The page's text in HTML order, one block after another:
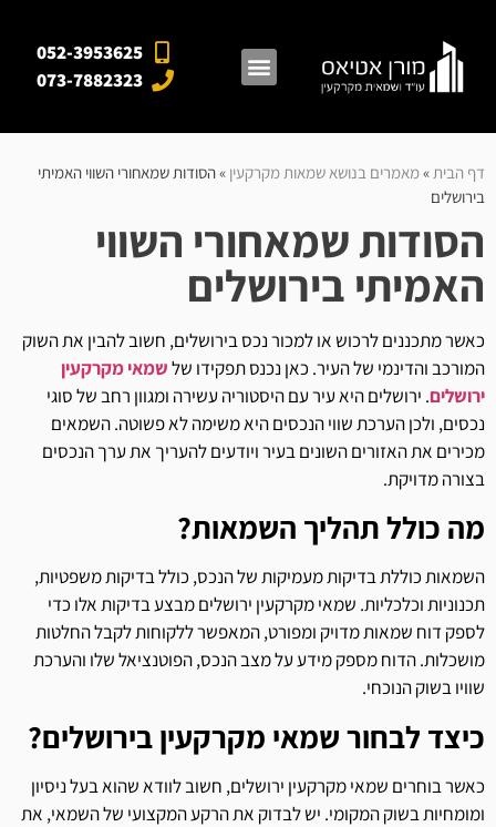
052-3953625
073-7882323
דף הבית»מאמרים בנושא שמאות מקרקעין »הסודות שמאחורי השווי האמיתי
בירושלים
הסודות שמאחורי השווי
האמיתי בירושלים
כאשר מתכננים לרכוש או למכור נכס בירושלים, חשוב להבין את השוק
המורכב והדינמי של העיר. כאן נכנס תפקידו שלשמאי מקרקעין
ירושלים. ירושלים היא עיר עם היסטוריה עשירה ומגוון רחב של סוגי
נכסים, ולכן הערכת שווי הנכסים היא משימה לא פשוטה. השמאים
מכירים את האזורים השונים בעיר ויודעים להעריך את ערך הנכסים
בצורה מדויקת.
מה כולל תהליך השמאות?
השמאות כוללת בדיקות מעמיקות של הנכס, כולל בדיקות משפטיות,
תכנוניות וכלכליות. שמאי מקרקעין ירושלים מבצע בדיקות אלו כדי
לספק דוח שמאות מדויק ומפורט, המאפשר ללקוחות לקבל החלטות
מושכלות. הדוח מספק מידע על מצב הנכס, הפוטנציאל שלו והערכת
שוויו בשוק הנוכחי.
כיצד לבחור שמאי מקרקעין בירושלים?
כאשר בוחרים שמאי מקרקעין ירושלים, חשוב לוודא שהוא בעל ניסיון
ומומחיות בשוק המקומי. יש לבדוק את הרקע המקצועי של השמאי, את